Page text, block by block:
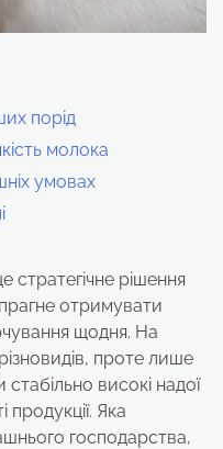
порід
молока
умовах
стратегічне рішення
отримувати
щодня. На
проте лише
стабільно високі надої
продукції. Яка
господарства,